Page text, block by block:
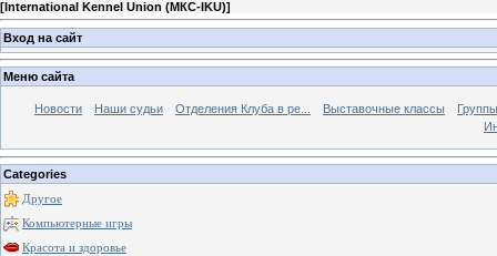
[International Kennel Union (МКС-IKU)]
Вход на сайт
Меню сайта
Новости Наши судьи Отделения Клуба в ре... Выставочные классы
Categories
Другое
Компьютерные игры
Красота и здоровье